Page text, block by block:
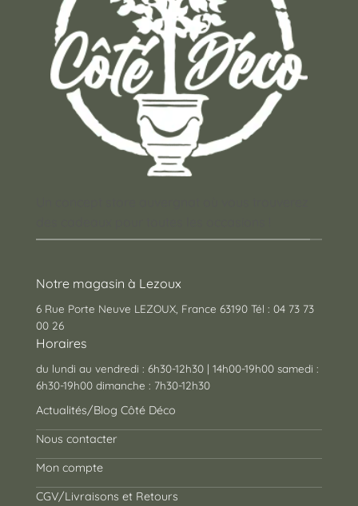
Notre magasin à Lezoux
6 Rue Porte Neuve LEZOUX, France 63190 Tél : 04 73 73
00 26
Horaires
du lundi au vendredi : 6h30-12h30 | 14h00-19h00 samedi :
6h30-19h00 dimanche : 7h30-12h30
Actualités/Blog Côté Déco
Nous contacter
Mon compte
CGV/Livraisons et Retours